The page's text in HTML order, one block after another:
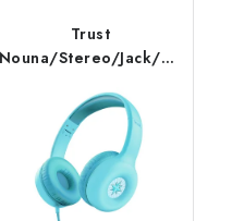
Trust
Nouna/Stereo/Jack/Drôt/